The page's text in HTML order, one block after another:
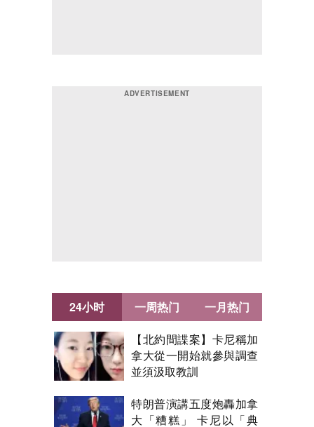
24小时
【北約間諜案】卡尼稱加
拿大從一開始就參與調查
並須汲取教訓
特朗普演講五度炮轟加拿
大「糟糕」 卡尼以「典
一周热门 一月热门